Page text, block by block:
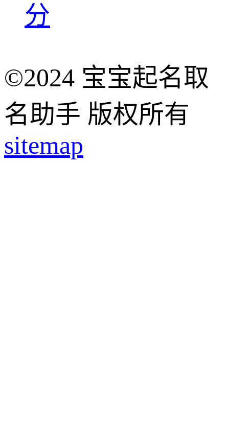
分
©2024 宝宝起名取
名助手 版权所有
sitemap